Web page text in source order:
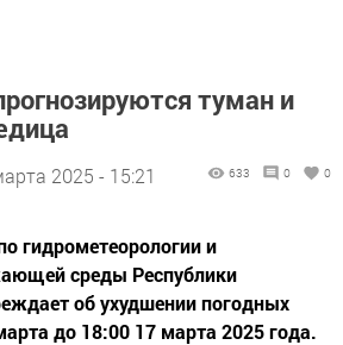
туман и
2025 - 15:21 633 0 0
гидрометеорологии и
среды Республики
об ухудшении погодных
до 18:00 17 марта 2025 года.